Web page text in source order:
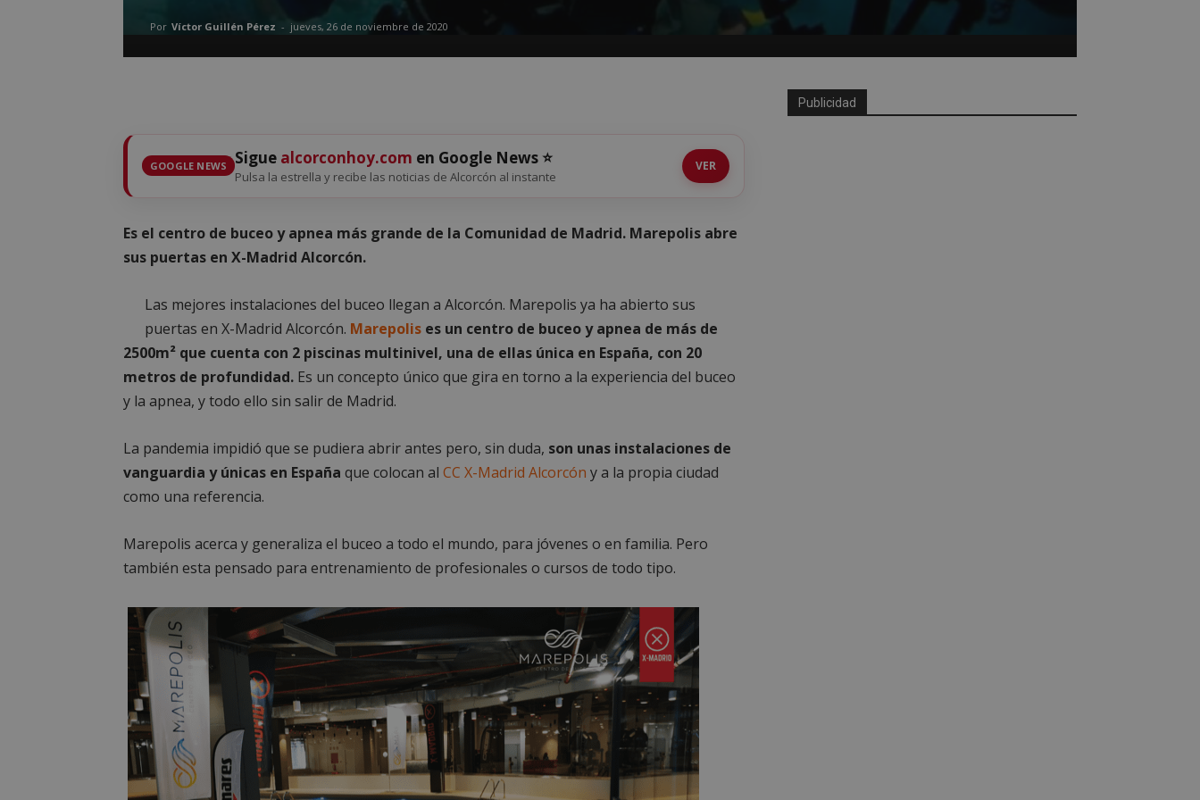
Por Víctor Guillén Pérez - jueves, 26 de noviembre de 2020
GOOGLE NEWS Sigue alcorconhoy.com en Google News ⭐
Pulsa la estrella y recibe las noticias de Alcorcón al instante
VER
Es el centro de buceo y apnea más grande de la Comunidad de Madrid. Marepolis abre
sus puertas en X-Madrid Alcorcón.
Las mejores instalaciones del buceo llegan a Alcorcón. Marepolis ya ha abierto sus
puertas en X-Madrid Alcorcón. Marepolis es un centro de buceo y apnea de más de
2500m² que cuenta con 2 piscinas multinivel, una de ellas única en España, con 20
metros de profundidad. Es un concepto único que gira en torno a la experiencia del buceo
y la apnea, y todo ello sin salir de Madrid.
La pandemia impidió que se pudiera abrir antes pero, sin duda, son unas instalaciones de
vanguardia y únicas en España que colocan al CC X-Madrid Alcorcón y a la propia ciudad
como una referencia.
Marepolis acerca y generaliza el buceo a todo el mundo, para jóvenes o en familia. Pero
también esta pensado para entrenamiento de profesionales o cursos de todo tipo.
Publicidad